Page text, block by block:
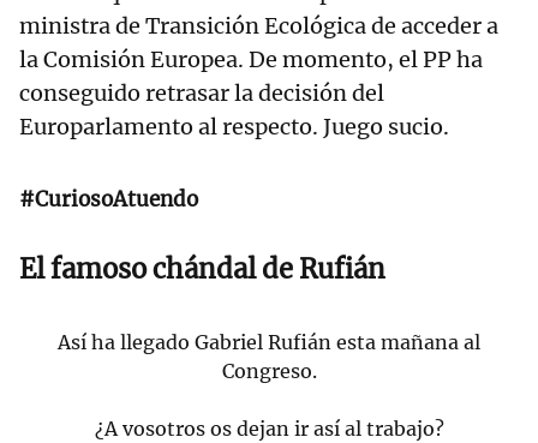
ministra de Transición Ecológica de acceder a
la Comisión Europea. De momento, el PP ha
conseguido retrasar la decisión del
Europarlamento al respecto. Juego sucio.
#CuriosoAtuendo
El famoso chándal de Rufián
Así ha llegado Gabriel Rufián esta mañana al
Congreso.
¿A vosotros os dejan ir así al trabajo?